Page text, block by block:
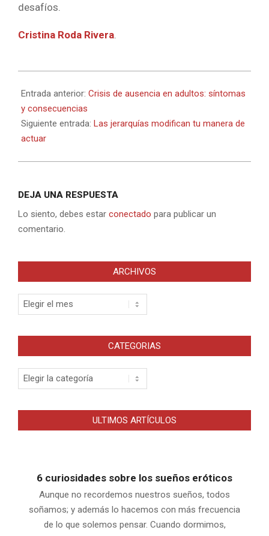
desafíos.
Cristina Roda Rivera
04-
05
Entrada anterior: Crisis de ausencia en adultos: síntomas
y consecuencias
Siguiente entrada: Las jerarquías modifican tu manera de
actuar
DEJA UNA RESPUESTA
Lo siento, debes estar conectado para publicar un
comentario.
ARCHIVOS
Archivos
CATEGORIAS
Categorias
ULTIMOS ARTÍCULOS
6 curiosidades sobre los sueños eróticos
Aunque no recordemos nuestros sueños, todos
soñamos; y además lo hacemos con más frecuencia
de lo que solemos pensar. Cuando dormimos,